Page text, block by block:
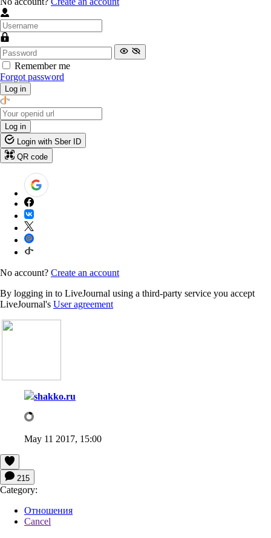
Remember me
Forgot password
Log in
Log in
Login with Sber ID
QR code
No account? Create an account
By logging in to LiveJournal using a third-party service you accept
LiveJournal's User agreement
shakko.ru
May 11 2017, 15:00
215
Category:
Отношения
Cancel